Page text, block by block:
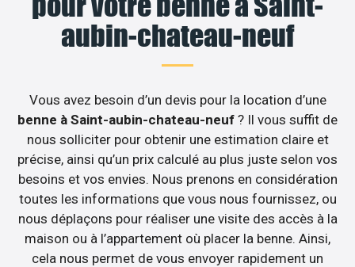
aubin-chateau-neuf
Vous avez besoin d’un devis pour la location d’une
benne à Saint-aubin-chateau-neuf ? Il vous suffit de
nous solliciter pour obtenir une estimation claire et
précise, ainsi qu’un prix calculé au plus juste selon vos
besoins et vos envies. Nous prenons en considération
toutes les informations que vous nous fournissez, ou
nous déplaçons pour réaliser une visite des accès à la
maison ou à l’appartement où placer la benne. Ainsi,
cela nous permet de vous envoyer rapidement un